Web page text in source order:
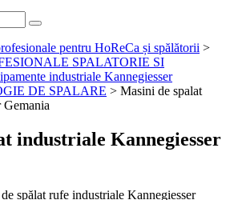
pentru HoReCa și spălătorii >
SPALATORIE SI
industriale Kannegiesser
DE SPALARE > Masini de spalat
Gemania
industriale Kannegiesser
spălat rufe industriale Kannegiesser